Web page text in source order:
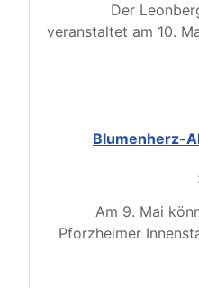
Der
veranstaltet am 10.
Blumenherz-
Am 9. Mai
Pforzheimer